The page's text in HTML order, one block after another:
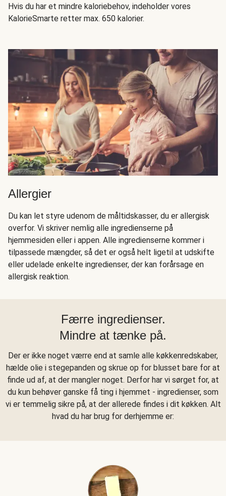
Hvis du har et mindre kaloriebehov, indeholder vores
KalorieSmarte retter max. 650 kalorier.
Allergier
Du kan let styre udenom de måltidskasser, du er allergisk
overfor. Vi skriver nemlig alle ingredienserne på
hjemmesiden eller i appen. Alle ingredienserne kommer i
tilpassede mængder, så det er også helt ligetil at udskifte
eller udelade enkelte ingredienser, der kan forårsage en
allergisk reaktion.
Færre ingredienser.
Mindre at tænke på.
Der er ikke noget værre end at samle alle køkkenredskaber,
hælde olie i stegepanden og skrue op for blusset bare for at
finde ud af, at der mangler noget. Derfor har vi sørget for, at
du kun behøver ganske få ting i hjemmet - ingredienser, som
vi er temmelig sikre på, at der allerede findes i dit køkken. Alt
hvad du har brug for derhjemme er: